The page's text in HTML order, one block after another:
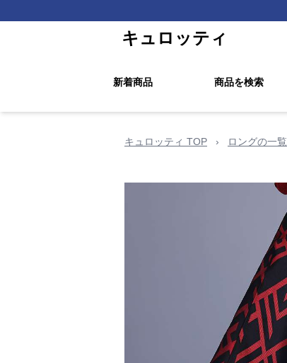
キュロッティ
新着商品 商品を検索
キュロッティ TOP › ロングの一覧